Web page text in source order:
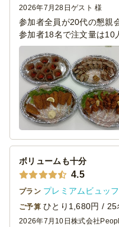
2026年7月28日 ゲスト 様
参加者全員が20代の懇親
参加者18名で注文量は10
全く問題ありませんでし
訳ございませんでした）
フィンガータイプで食べ
したいと思います。
ボリュームも十分
4.5
プラン プレミアムビュッ
ご予算 ひとり1,680円 / 25
2026年7月10日 株式会社